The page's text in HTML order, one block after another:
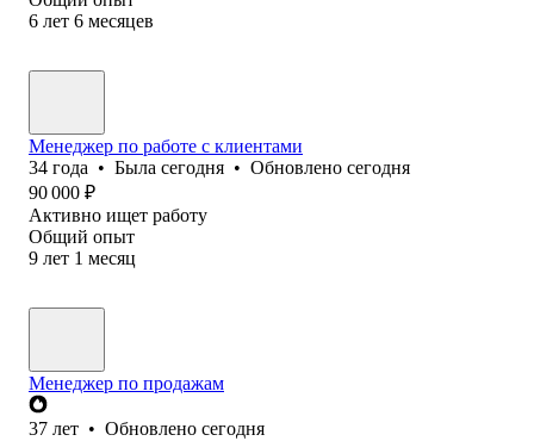
6 лет 6 месяцев
Менеджер по работе с клиентами
34 года • Была сегодня • Обновлено сегодня
90 000 ₽
Активно ищет работу
Общий опыт
9 лет 1 месяц
Менеджер по продажам
37 лет • Обновлено сегодня